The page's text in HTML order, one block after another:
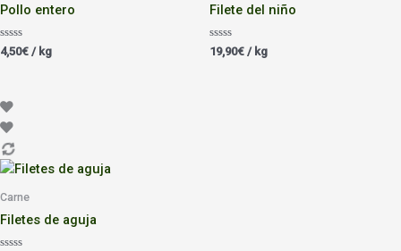
Pollo entero
Valorado
con
4,50€ / kg
Filete del niño
Valorado
con
19,90€ / kg
Carne
Filetes de aguja